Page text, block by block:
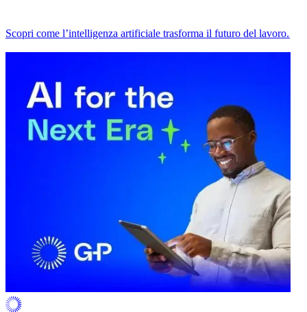
Scopri come l’intelligenza artificiale trasforma il futuro del lavoro.​​